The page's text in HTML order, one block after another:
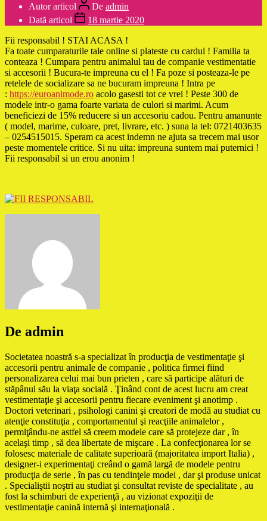
Autor articol De admin
Dată articol
18 martie 2020
Fii responsabil ! STAI ACASA !
Fa toate cumparaturile tale online si plateste cu cardul ! Familia ta
conteaza ! Cumpara pentru animalul tau de companie vestimentatie
si accesorii ! Bucura-te impreuna cu el ! Fa poze si posteaza-le pe
retelele de socializare sa ne bucuram impreuna ! Intra pe
: https://euroanimode.ro acolo gasesti tot ce vrei ! Peste 300 de
modele intr-o gama foarte variata de culori si marimi. Acum
beneficiezi de 15% reducere si un accesoriu cadou. Pentru amanunte
( model, marime, culoare, pret, livrare, etc. ) suna la tel: 0721403635
– 0254515015. Speram ca acest indemn ne ajuta sa trecem mai usor
peste momentele critice. Si nu uita: impreuna suntem mai puternici !
Fii responsabil si un erou anonim !
De admin
Societatea noastră s-a specializat în producţia de vestimentaţie şi
accesorii pentru animale de companie , politica firmei fiind
personalizarea celui mai bun prieten , care să participe alături de
stăpânul său la viaţa socială . Ţinând cont de acest lucru am creat
vestimentaţie şi accesorii pentru fiecare eveniment şi anotimp .
Doctori veterinari , psihologi canini şi creatori de modă au studiat cu
atenţie constituţia , comportamentul şi reacţiile animalelor ,
permiţându-ne astfel să creem modele care să protejeze dar , în
acelaşi timp , să dea libertate de mişcare . La confecţionarea lor se
folosesc materiale de calitate superioară (majoritatea import Italia) ,
designer-i experimentaţi creând o gamă largă de modele pentru
producţia de serie , în pas cu tendinţele modei , dar şi produse unicat
. Specialiştii noştri au studiat şi consultat reviste de specialitate , au
fost la schimburi de experienţă , au vizionat expoziţii de
vestimentaţie canină internă şi internaţională .